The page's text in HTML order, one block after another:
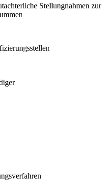
Stellungnahmen zur